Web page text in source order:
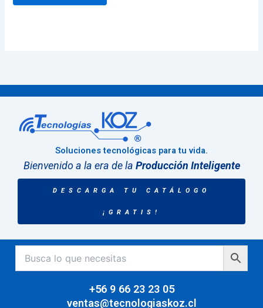
Soluciones tecnológicas para tu vida.
Bienvenido a la era de la Producción Inteligente
DESCARGA TU CATÁLOGO
¡GRATIS!
+56 9 66 23 23 05
ventas@tecnologiaskoz.cl